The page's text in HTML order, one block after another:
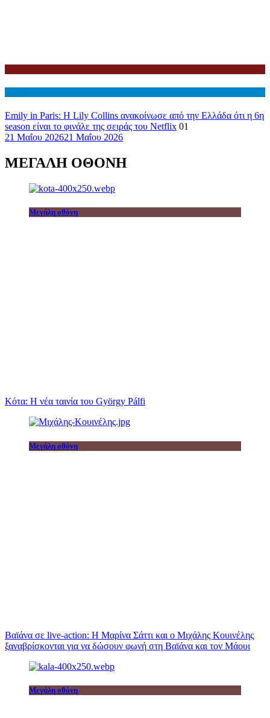
Emily in Paris: Η Lily Collins ανακοίνωσε από την Ελλάδα ότι η 6η
season είναι το φινάλε της σειράς του Netflix 01
21 Μαΐου 202621 Μαΐου 2026
ΜΕΓΑΛΗ ΟΘΟΝΗ
Μεγάλη οθόνη
Κότα: Η νέα ταινία του György Pálfi
Μεγάλη οθόνη
Βαϊάνα σε live-action: Η Μαρίνα Σάττι και ο Μιχάλης Κουινέλης
ξαναβρίσκονται για να δώσουν φωνή στη Βαϊάνα και τον Μάουι
Μεγάλη οθόνη